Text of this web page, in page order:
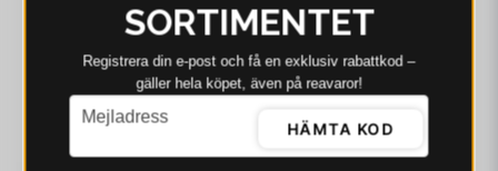
Arvidssons Kärrleken
offwhite/grön rund
bricka Ø31 cm
ARVIDSSONS
Arvidssons Stortorget
rund bricka
SORTIMENTET
Registrera din e‑post och få en exklusiv rabattkod –
gäller hela köpet, även på reavaror!
email
Mejladress
HÄMTA KOD